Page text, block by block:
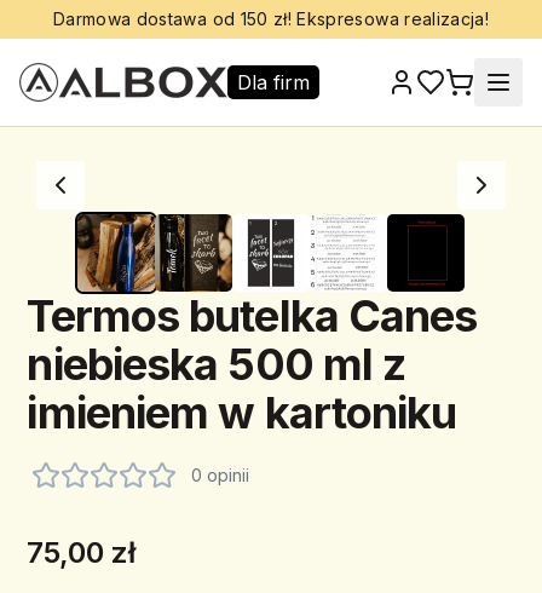
Darmowa dostawa od 150 zł! Ekspresowa realizacja!
Dla firm
Termos butelka Canes
niebieska 500 ml z
imieniem w kartoniku
0 opinii
75,00 zł